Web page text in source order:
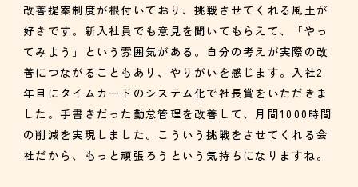
改善提案制度が根付いており、挑戦させてくれる風土が
好きです。新入社員でも意見を聞いてもらえて、「やっ
てみよう」という雰囲気がある。自分の考えが実際の改
善につながることもあり、やりがいを感じます。入社2
年目にタイムカードのシステム化で社長賞をいただきま
した。手書きだった勤怠管理を改善して、月間1000時間
の削減を実現しました。こういう挑戦をさせてくれる会
社だから、もっと頑張ろうという気持ちになりますね。